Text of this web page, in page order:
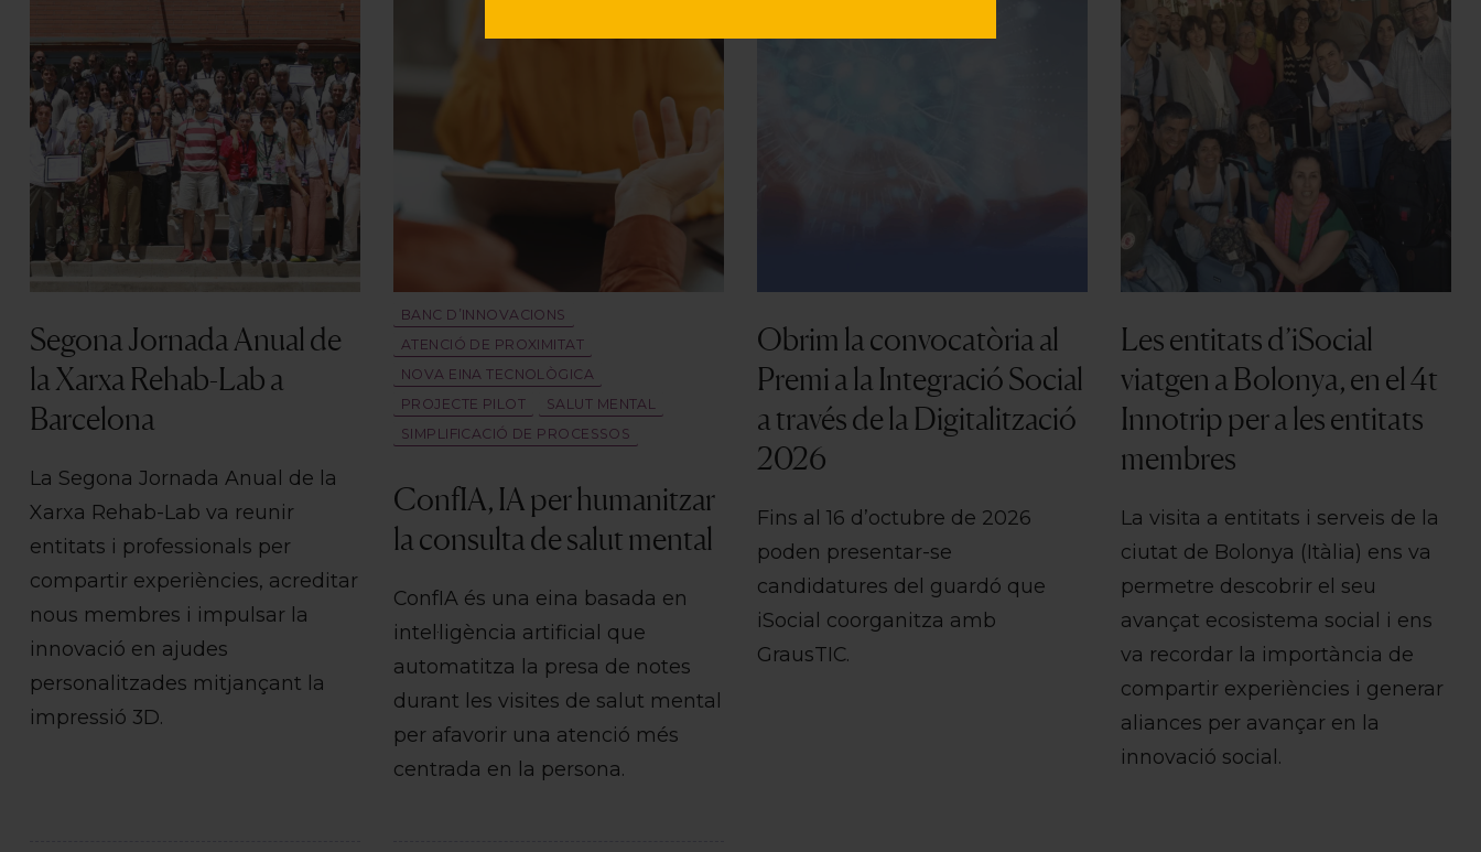
Segona Jornada Anual de
la Xarxa Rehab-Lab a
Barcelona
La Segona Jornada Anual de la
Xarxa Rehab-Lab va reunir
entitats i professionals per
compartir experiències, acreditar
nous membres i impulsar la
innovació en ajudes
personalitzades mitjançant la
impressió 3D.
BANC D’INNOVACIONS
ATENCIÓ DE PROXIMITAT
NOVA EINA TECNOLÒGICA
PROJECTE PILOT
SALUT MENTAL
SIMPLIFICACIÓ DE PROCESSOS
ConfIA, IA per humanitzar
la consulta de salut mental
ConfIA és una eina basada en
intel·ligència artificial que
automatitza la presa de notes
durant les visites de salut mental
per afavorir una atenció més
centrada en la persona.
Obrim la convocatòria al
Premi a la Integració Social
a través de la Digitalització
2026
Fins al 16 d’octubre de 2026
poden presentar-se
candidatures del guardó que
iSocial coorganitza amb
GrausTIC.
Les entitats d’iSocial
viatgen a Bolonya, en el 4t
Innotrip per a les entitats
membres
La visita a entitats i serveis de la
ciutat de Bolonya (Itàlia) ens va
permetre descobrir el seu
avançat ecosistema social i ens
va recordar la importància de
compartir experiències i generar
aliances per avançar en la
innovació social.